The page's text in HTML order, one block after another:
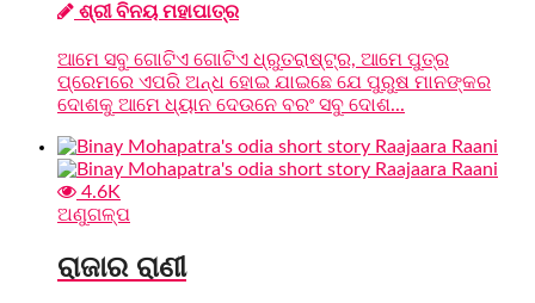
ଶ୍ରୀ ବିନୟ ମହାପାତ୍ର
ଆମେ ସବୁ ଗୋଟିଏ ଗୋଟିଏ ଧ୍ରୁତରାଷ୍ଟ୍ର, ଆମେ ପୁତ୍ର
ପ୍ରେମରେ ଏପରି ଅନ୍ଧ ହୋଇ ଯାଇଛେ ଯେ ପୁରୁଷ ମାନଙ୍କର
ଦୋଶକୁ ଆମେ ଧ୍ୟାନ ଦେଉନେ ବରଂ ସବୁ ଦୋଶ...
4.6K
ଅଣୁଗଳ୍ପ
ରାଜାର ରାଣୀ